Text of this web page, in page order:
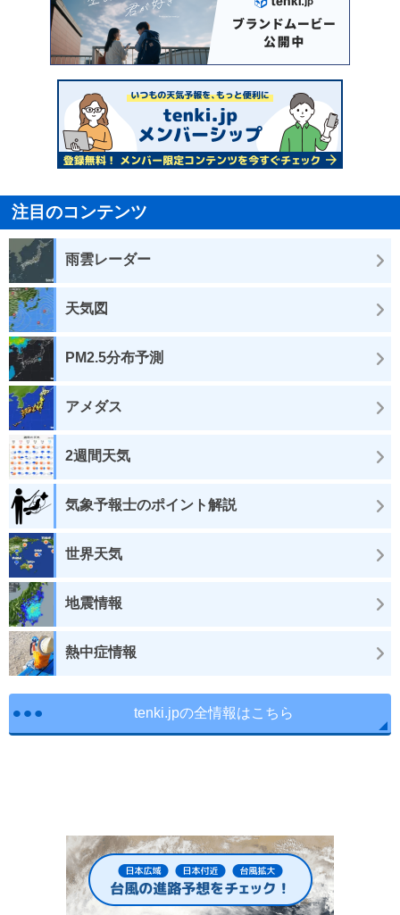
注目のコンテンツ
雨雲レーダー
天気図
PM2.5分布予測
アメダス
2週間天気
気象予報士のポイント解説
世界天気
地震情報
熱中症情報
tenki.jpの全情報はこちら